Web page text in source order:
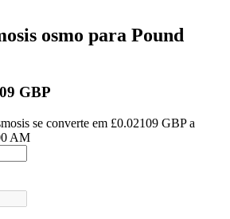
osmo para Pound
GBP
se converte em £0.02109 GBP a
AM